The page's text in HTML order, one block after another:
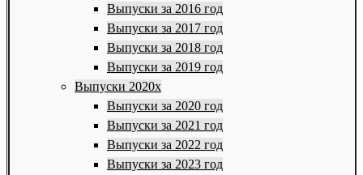
Выпуски за 2016 год
Выпуски за 2017 год
Выпуски за 2018 год
Выпуски за 2019 год
Выпуски 2020х
Выпуски за 2020 год
Выпуски за 2021 год
Выпуски за 2022 год
Выпуски за 2023 год